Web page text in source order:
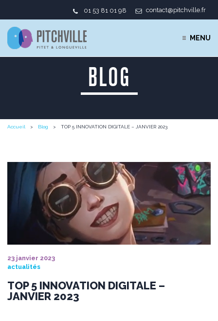
01 53 81 01 98 contact@pitchville.fr
MENU
BLOG
Accueil Blog TOP 5 INNOVATION DIGITALE – JANVIER 2023
23 janvier 2023
actualités
TOP 5 INNOVATION DIGITALE –
JANVIER 2023